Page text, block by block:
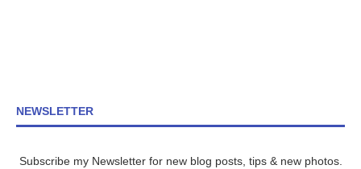
NEWSLETTER
Subscribe my Newsletter for new blog posts, tips & new photos.